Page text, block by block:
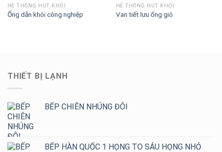
HỆ THỐNG HÚT KHÓI
Ống dẫn khói công nghiệp
HỆ THỐNG HÚT KHÓI
Van tiết lưu ống gió
THIẾT BỊ LẠNH
BẾP CHIÊN NHÚNG ĐÔI
BẾP HÀN QUỐC 1 HỌNG TO SÁU HỌNG NHỎ